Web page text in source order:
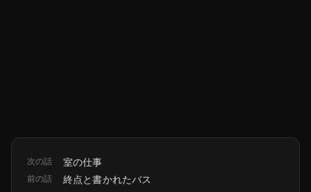
次の話 室の仕事
前の話 終点と書かれたバス